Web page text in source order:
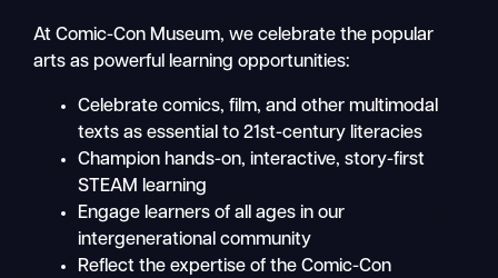
At Comic-Con Museum, we celebrate the popular
arts as powerful learning opportunities:
Celebrate comics, film, and other multimodal
texts as essential to 21st-century literacies
Champion hands-on, interactive, story-first
STEAM learning
Engage learners of all ages in our
intergenerational community
Reflect the expertise of the Comic-Con